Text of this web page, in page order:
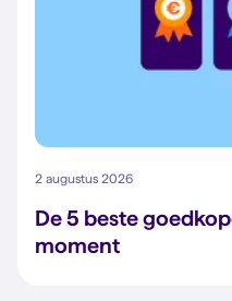
2 augustus 2026
De 5 beste
moment